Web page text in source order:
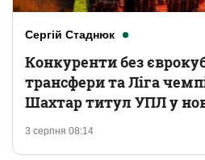
Сергій Стаднюк
3 серпня 08:14
Конкуренти без
трансфери та Ліга
Шахтар титул УПЛ у